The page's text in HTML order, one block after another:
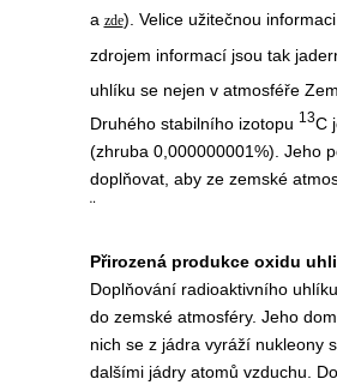
a zde). Velice užitečnou
zdrojem informací jsou tak
uhlíku se nejen v atmosféře
Druhého stabilního izotopu 13C
(zhruba 0,000000001%). Jeho
doplňovat, aby ze zemské
¨
Přirozená produkce oxidu
Doplňování radioaktivního
do zemské atmosféry. Jeho
nich se z jádra vyráží nukleony
dalšími jádry atomů vzduchu.